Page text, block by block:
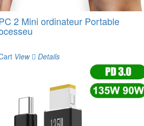
2 Mini ordinateur Portable
View Details